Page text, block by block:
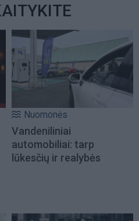
Nuomonės
Vandeniliniai
automobiliai: tarp
lūkesčių ir realybės